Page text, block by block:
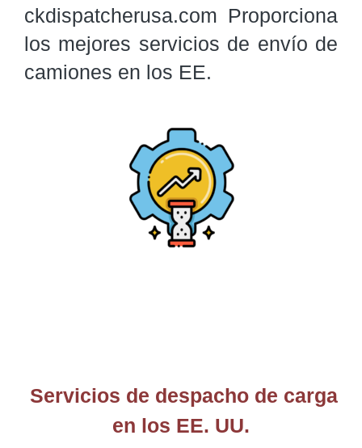
ckdispatcherusa.com Proporciona
los mejores servicios de envío de
camiones en los EE.
Servicios de despacho de carga
en los EE. UU.